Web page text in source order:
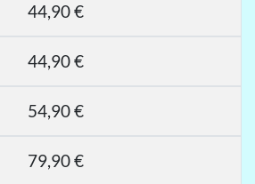
44,90 €
44,90 €
54,90 €
79,90 €